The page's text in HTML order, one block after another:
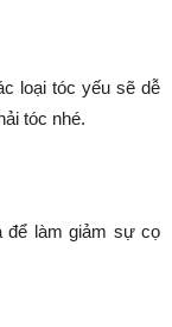
loại tóc yếu sẽ dễ
tóc nhé.
để làm giảm sự cọ